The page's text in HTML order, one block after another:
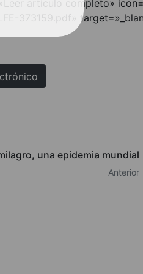
artículo completo»
373159.pdf»
una epidemia mundial
Anterior